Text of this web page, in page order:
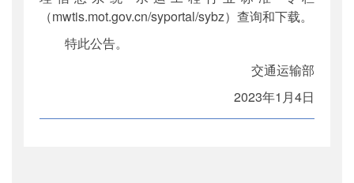
（mwtis.mot.gov.cn/syportal/sybz）查询和下载。
特此公告。
交通运输部
2023年1月4日